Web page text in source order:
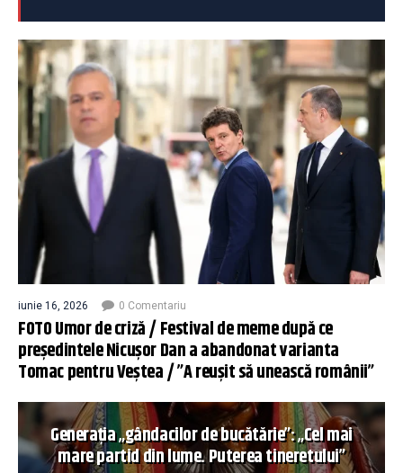
iunie 16, 2026 0 Comentariu
FOTO Umor de criză / Festival de meme după ce
președintele Nicușor Dan a abandonat varianta
Tomac pentru Veștea / ”A reușit să unească românii”
Generația „gândacilor de bucătărie”: „Cel mai
mare partid din lume. Puterea tineretului”